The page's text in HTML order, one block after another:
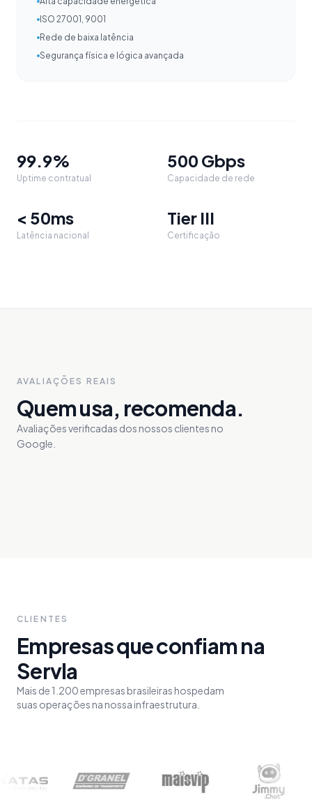
ISO 27001, 9001
Rede de baixa latência
Segurança física e lógica avançada
99.9%
Uptime contratual
500 Gbps
Capacidade de rede
< 50ms
Latência nacional
Tier III
Certificação
AVALIAÇÕES REAIS
Quem usa, recomenda.
Avaliações verificadas dos nossos clientes no
Google.
CLIENTES
Empresas que confiam na
Servla
Mais de 1.200 empresas brasileiras hospedam
suas operações na nossa infraestrutura.